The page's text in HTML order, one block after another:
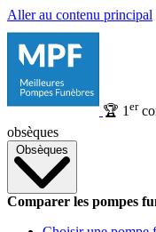
Aller au contenu principal
🏆 1 er
obsèques
Obsèques
Comparer les pompes